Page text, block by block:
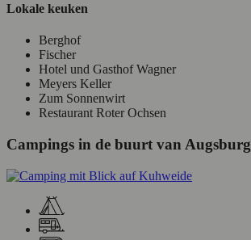
Lokale keuken
Berghof
Fischer
Hotel und Gasthof Wagner
Meyers Keller
Zum Sonnenwirt
Restaurant Roter Ochsen
Campings in de buurt van Augsburg